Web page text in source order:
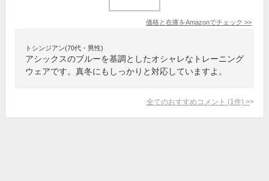
価格と在庫をAmazonでチェック >>
トシンジアン(70代・男性)
アシックスのブルーを基調としたオシャレなトレーニング
ウェアです。真冬にもしっかりと対応していますよ。
全てのおすすめコメント (1 件) >